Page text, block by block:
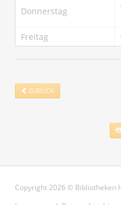
Donnerstag
Freitag
ZURÜCK
Copyright 2026 © Bibliotheken